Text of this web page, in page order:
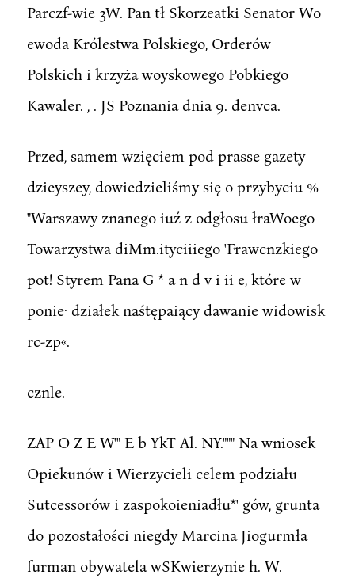
Parczf-wie 3W. Pan tł Skorzeatki Senator Wo
ewoda Królestwa Polskiego, Orderów
Polskich i krzyża woyskowego Pobkiego
Kawaler. , . JS Poznania dnia 9. denvca.
Przed, samem wzięciem pod prasse gazety
dzieyszey, dowiedzieliśmy się o przybyciu %
"Warszawy znanego iuź z odgłosu łraWoego
Towarzystwa diMm.ityciiiego 'Frawcnzkiego
pot! Styrem Pana G * a n d v i ii e, które w
ponie· działek naśtępaiący dawanie widowisk
rc-zp«.
cznle.
ZAP O Z E W'" E b YkT Al. NY.""" Na wniosek
Opiekunów i Wierzycieli celem podziału
Sutcessorów i zaspokoieniadłu*' gów, grunta
do pozostałości niegdy Marcina Jiogurmła
furman obywatela wSKwierzynie h. W.